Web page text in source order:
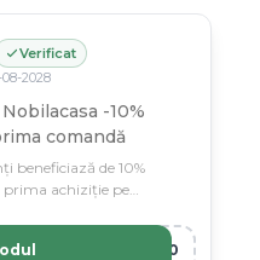
Verificat
08-2028
-10%
comandă
beneficiază de 10%
prima achiziție pe
A10